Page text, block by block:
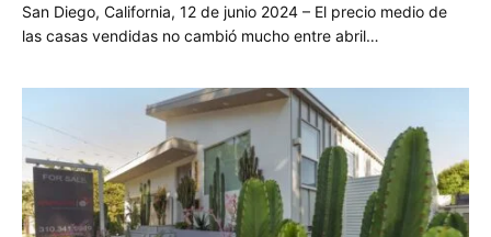
San Diego, California, 12 de junio 2024 – El precio medio de
las casas vendidas no cambió mucho entre abril…